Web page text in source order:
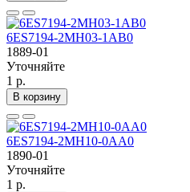
6ES7194-2MH03-1AB0
1889-01
Уточняйте
1 р.
В корзину
6ES7194-2MH10-0AA0
1890-01
Уточняйте
1 р.